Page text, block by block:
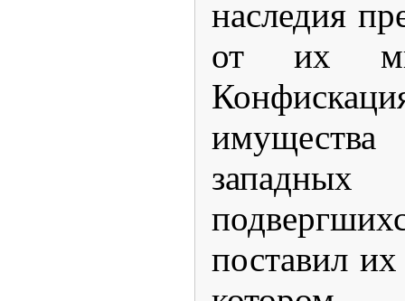
наследия
от их
имущества
поставил